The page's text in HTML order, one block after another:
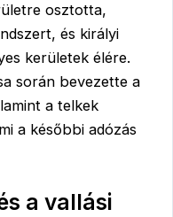
osztotta,
és királyi
kerületek élére.
során bevezette a
a telkek
a későbbi adózás
a vallási